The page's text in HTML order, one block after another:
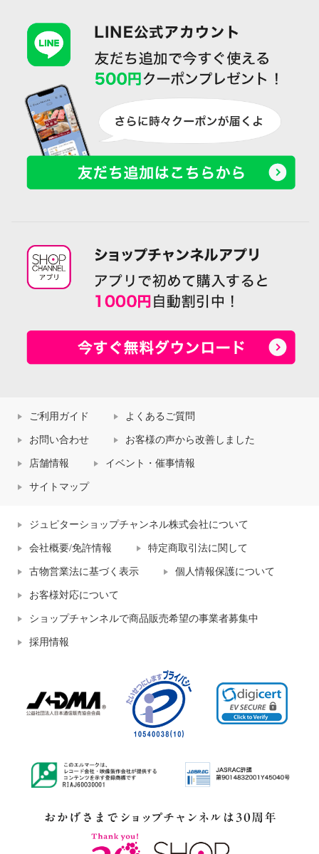
ご利用ガイド よくあるご質問
お問い合わせ お客様の声から改善しました
店舗情報 イベント・催事情報
サイトマップ
ジュピターショップチャンネル株式会社について
会社概要/免許情報 特定商取引法に関して
古物営業法に基づく表示 個人情報保護について
お客様対応について
ショップチャンネルで商品販売希望の事業者募集中
採用情報